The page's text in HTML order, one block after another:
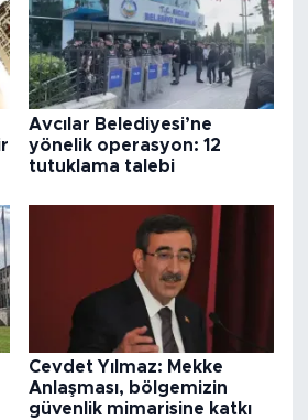
Avcılar Belediyesi’ne
yönelik operasyon: 12
tutuklama talebi
Cevdet Yılmaz: Mekke
Anlaşması, bölgemizin
güvenlik mimarisine katkı